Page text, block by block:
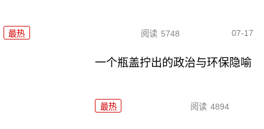
最热 阅读 5748 07-17
一个瓶盖拧出的政治与环保隐喻
最热 阅读 4894